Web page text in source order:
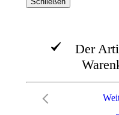
Der